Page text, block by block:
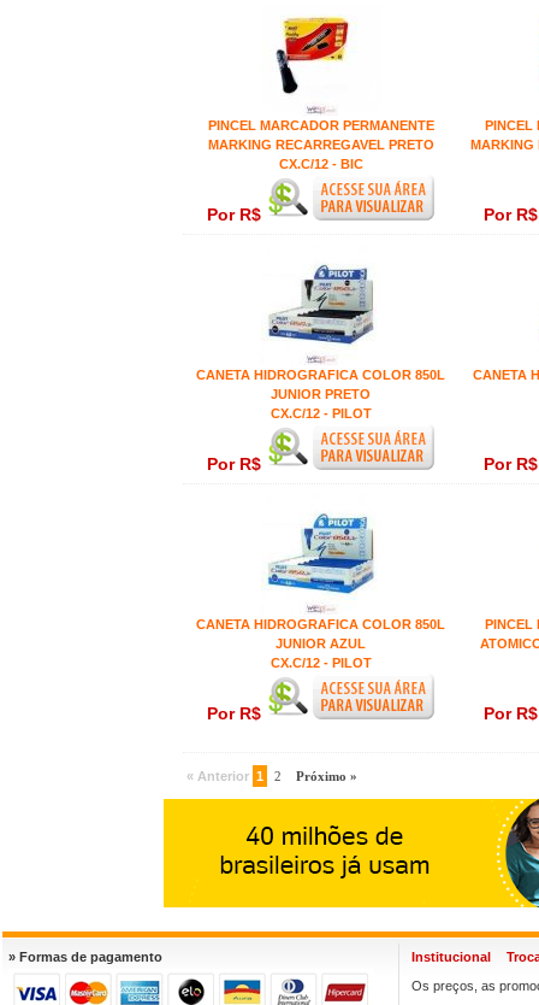
PINCEL MARCADOR PERMANENTE
MARKING RECARREGAVEL PRETO
CX.C/12 - BIC
Por R$
PINCEL
MARKING
Por
CANETA HIDROGRAFICA COLOR 850L
JUNIOR PRETO
CX.C/12 - PILOT
Por R$
CANETA
Por
CANETA HIDROGRAFICA COLOR 850L
JUNIOR AZUL
CX.C/12 - PILOT
Por R$
PINCEL
Por
« Anterior 1 2 Próximo »
» Formas de pagamento Institucional
Os preços, as